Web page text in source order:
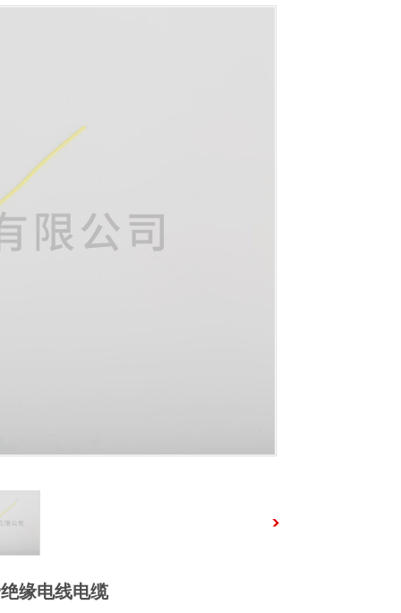
缘电线电缆